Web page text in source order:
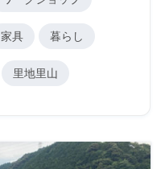
家具 暮らし
里地里山